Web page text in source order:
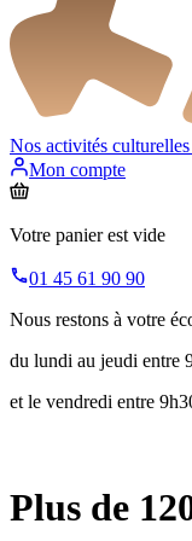
Nos activités
Mon compte
Votre panier est vide
01 45 61 90 90
Nous restons à votre
du lundi au jeudi entre
et le vendredi entre
Plus de